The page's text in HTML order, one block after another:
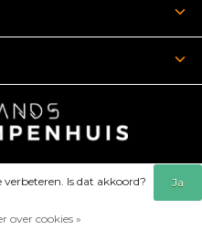
Is dat akkoord? Ja
over cookies »